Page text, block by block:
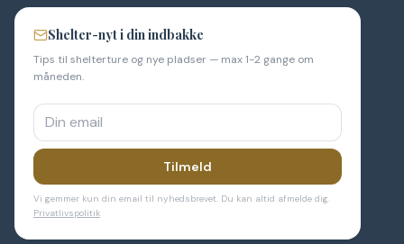
Shelter-nyt i din indbakke
Tips til shelterture og nye pladser — max 1-2 gange om
måneden.
Tilmeld
Vi gemmer kun din email til nyhedsbrevet. Du kan altid afmelde dig.
Privatlivspolitik